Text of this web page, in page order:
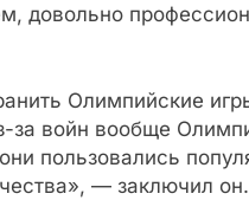
довольно
Олимпийские
войн вообще
пользовались
— заключил он.